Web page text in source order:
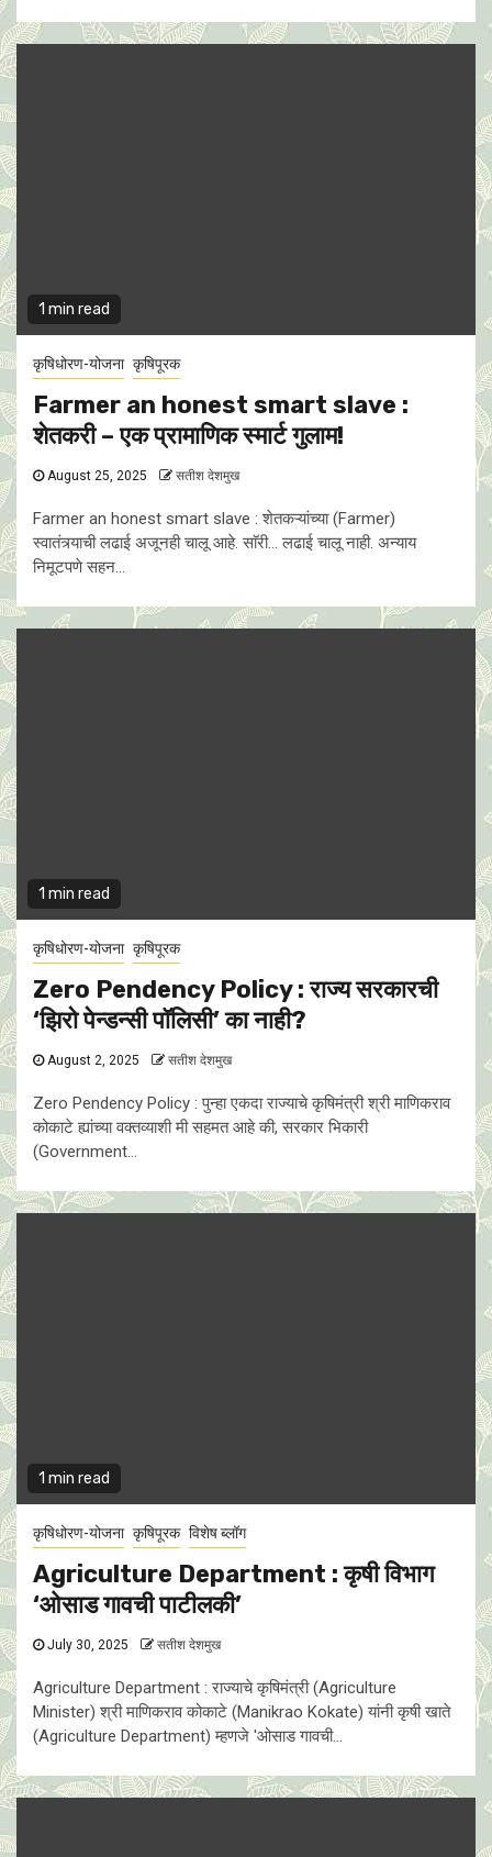
1 min read
कृषिधोरण-योजना कृषिपूरक
Farmer an honest smart slave :
शेतकरी – एक प्रामाणिक स्मार्ट गुलाम!
August 25, 2025 सतीश देशमुख
Farmer an honest smart slave : शेतकऱ्यांच्या (Farmer)
स्वातंत्र्याची लढाई अजूनही चालू आहे. साॅरी… लढाई चालू नाही. अन्याय
निमूटपणे सहन...
1 min read
कृषिधोरण-योजना कृषिपूरक
Zero Pendency Policy : राज्य सरकारची
‘झिरो पेन्डन्सी पॉलिसी’ का नाही?
August 2, 2025 सतीश देशमुख
Zero Pendency Policy : पुन्हा एकदा राज्याचे कृषिमंत्री श्री माणिकराव
कोकाटे ह्यांच्या वक्तव्याशी मी सहमत आहे की, सरकार भिकारी
(Government...
1 min read
कृषिधोरण-योजना कृषिपूरक विशेष ब्लॉग
Agriculture Department : कृषी विभाग
‘ओसाड गावची पाटीलकी’
July 30, 2025 सतीश देशमुख
Agriculture Department : राज्याचे कृषिमंत्री (Agriculture
Minister) श्री माणिकराव कोकाटे (Manikrao Kokate) यांनी कृषी खाते
(Agriculture Department) म्हणजे 'ओसाड गावची...